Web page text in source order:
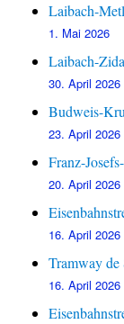
Laibach-
1. Mai 2026
Laibach-
30. April 2026
Budweis-
23. April 2026
Franz-
20. April 2026
16. April 2026
Tramway de
16. April 2026